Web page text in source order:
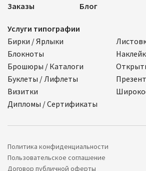
Заказы
Блог
Услуги типографии
Бирки / Ярлыки
Блокноты
Брошюры / Каталоги
Буклеты / Лифлеты
Визитки
Дипломы / Сертификаты
Политика конфиденциальности
Пользовательское соглашение
Договор публичной оферты